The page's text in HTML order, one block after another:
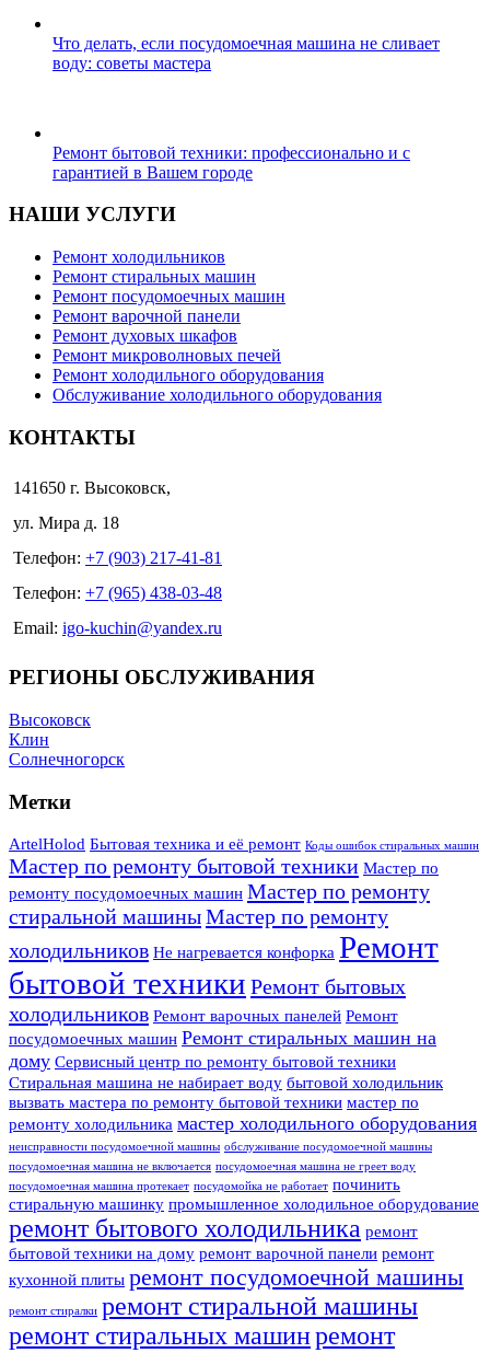
Что делать, если посудомоечная машина не сливает
воду: советы мастера
Ремонт бытовой техники: профессионально и с
гарантией в Вашем городе
НАШИ УСЛУГИ
Ремонт холодильников
Ремонт стиральных машин
Ремонт посудомоечных машин
Ремонт варочной панели
Ремонт духовых шкафов
Ремонт микроволновых печей
Ремонт холодильного оборудования
Обслуживание холодильного оборудования
КОНТАКТЫ
141650 г. Высоковск,
ул. Мира д. 18
Телефон: +7 (903) 217-41-81
Телефон: +7 (965) 438-03-48
Email: igo-kuchin@yandex.ru
РЕГИОНЫ ОБСЛУЖИВАНИЯ
Высоковск
Клин
Солнечногорск
Метки
ArtelHolod Бытовая техника и её ремонт Коды ошибок стиральных машин
Мастер по ремонту бытовой техники Мастер по
ремонту посудомоечных машин Мастер по ремонту
стиральной машиныМастер по ремонту
холодильников Не нагревается конфорка Ремонт
бытовой техники Ремонт бытовых
холодильников Ремонт варочных панелей Ремонт
посудомоечных машин Ремонт стиральных машин на
дому Сервисный центр по ремонту бытовой техники
Стиральная машина не набирает воду бытовой холодильник
вызвать мастера по ремонту бытовой техники мастер по
ремонту холодильника мастер холодильного оборудования
неисправности посудомоечной машины обслуживание посудомоечной машины
посудомоечная машина не включается посудомоечная машина не греет воду
посудомоечная машина протекает посудомойка не работает починить
стиральную машинку промышленное холодильное оборудование
ремонт бытового холодильника ремонт
бытовой техники на дому ремонт варочной панели ремонт
кухонной плиты ремонт посудомоечной машины
ремонт стиралки ремонт стиральной машины
ремонт стиральных машинремонт